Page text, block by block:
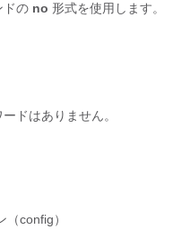
ドの no 形式を使用します。
ドはありません。
config）